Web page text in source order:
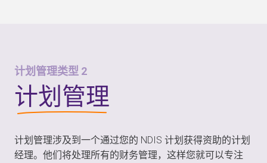
计划管理类型 2
计划管理
计划管理涉及到一个通过您的 NDIS 计划获得资助的计划
经理。他们将处理所有的财务管理，这样您就可以专注